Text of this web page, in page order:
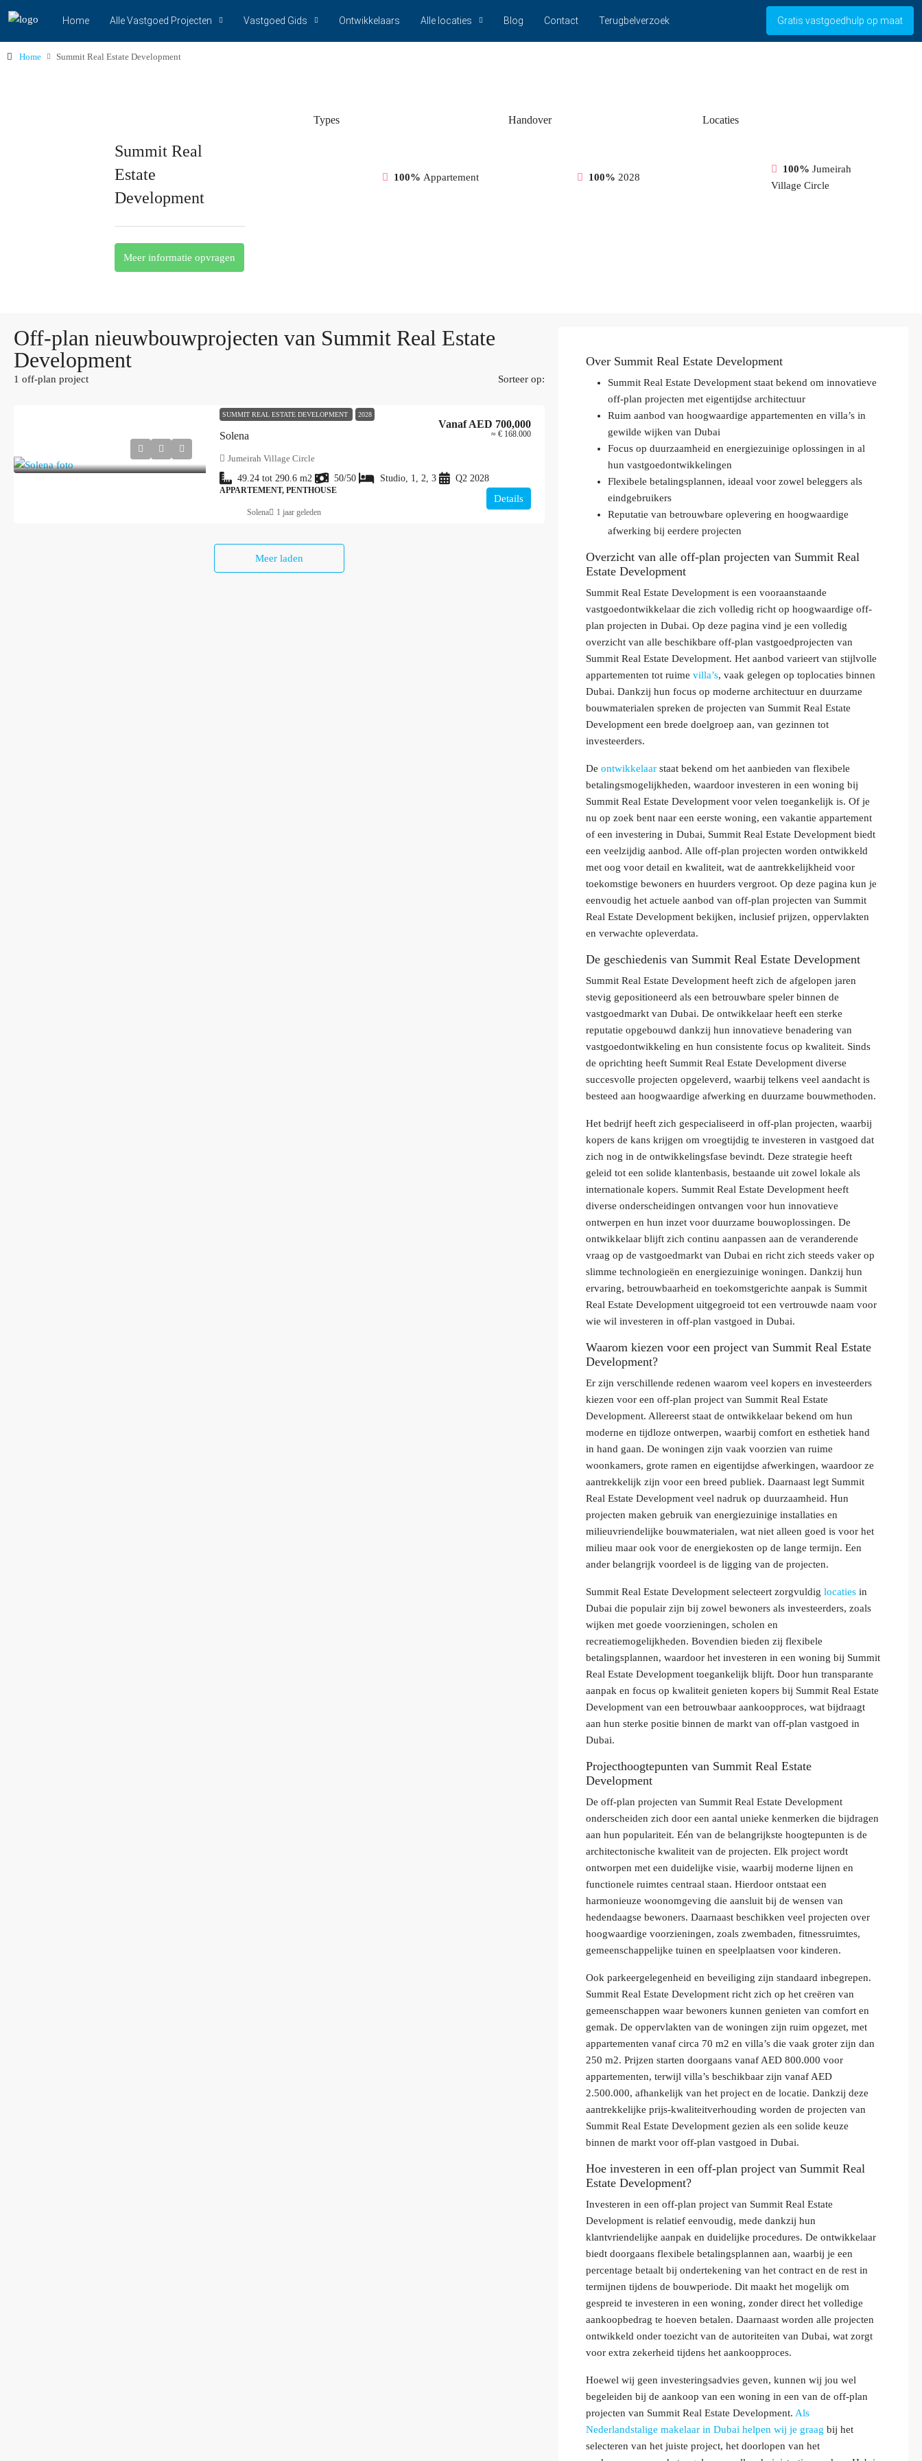
Home Alle Vastgoed Projecten Vastgoed Gids Ontwikkelaars Alle locaties Blog Contact Terugbelverzoek Gratis vastgoedhulp op maat
Home Summit Real Estate Development
Summit Real
Estate
Development
Meer informatie opvragen
Types
100% Appartement
Handover
100% 2028
Locaties
100% Jumeirah
Village Circle
Off-plan nieuwbouwprojecten van Summit Real Estate
Development
1 off-plan project Sorteer op:
SUMMIT REAL ESTATE DEVELOPMENT 2028
Solena
VanafAED 700,000
≈ € 168.000
Jumeirah Village Circle
49.24 tot 290.6 m2 50/50 Studio, 1, 2, 3 Q2 2028
APPARTEMENT, PENTHOUSE
Details
Solena 1 jaar geleden
Meer laden
Over Summit Real Estate Development
Summit Real Estate Development staat bekend om innovatieve
off-plan projecten met eigentijdse architectuur
Ruim aanbod van hoogwaardige appartementen en villa’s in
gewilde wijken van Dubai
Focus op duurzaamheid en energiezuinige oplossingen in al
hun vastgoedontwikkelingen
Flexibele betalingsplannen, ideaal voor zowel beleggers als
eindgebruikers
Reputatie van betrouwbare oplevering en hoogwaardige
afwerking bij eerdere projecten
Overzicht van alle off-plan projecten van Summit Real
Estate Development
Summit Real Estate Development is een vooraanstaande
vastgoedontwikkelaar die zich volledig richt op hoogwaardige off-
plan projecten in Dubai. Op deze pagina vind je een volledig
overzicht van alle beschikbare off-plan vastgoedprojecten van
Summit Real Estate Development. Het aanbod varieert van stijlvolle
appartementen tot ruimevilla’s, vaak gelegen op toplocaties binnen
Dubai. Dankzij hun focus op moderne architectuur en duurzame
bouwmaterialen spreken de projecten van Summit Real Estate
Development een brede doelgroep aan, van gezinnen tot
investeerders.
Deontwikkelaar staat bekend om het aanbieden van flexibele
betalingsmogelijkheden, waardoor investeren in een woning bij
Summit Real Estate Development voor velen toegankelijk is. Of je
nu op zoek bent naar een eerste woning, een vakantie appartement
of een investering in Dubai, Summit Real Estate Development biedt
een veelzijdig aanbod. Alle off-plan projecten worden ontwikkeld
met oog voor detail en kwaliteit, wat de aantrekkelijkheid voor
toekomstige bewoners en huurders vergroot. Op deze pagina kun je
eenvoudig het actuele aanbod van off-plan projecten van Summit
Real Estate Development bekijken, inclusief prijzen, oppervlakten
en verwachte opleverdata.
De geschiedenis van Summit Real Estate Development
Summit Real Estate Development heeft zich de afgelopen jaren
stevig gepositioneerd als een betrouwbare speler binnen de
vastgoedmarkt van Dubai. De ontwikkelaar heeft een sterke
reputatie opgebouwd dankzij hun innovatieve benadering van
vastgoedontwikkeling en hun consistente focus op kwaliteit. Sinds
de oprichting heeft Summit Real Estate Development diverse
succesvolle projecten opgeleverd, waarbij telkens veel aandacht is
besteed aan hoogwaardige afwerking en duurzame bouwmethoden.
Het bedrijf heeft zich gespecialiseerd in off-plan projecten, waarbij
kopers de kans krijgen om vroegtijdig te investeren in vastgoed dat
zich nog in de ontwikkelingsfase bevindt. Deze strategie heeft
geleid tot een solide klantenbasis, bestaande uit zowel lokale als
internationale kopers. Summit Real Estate Development heeft
diverse onderscheidingen ontvangen voor hun innovatieve
ontwerpen en hun inzet voor duurzame bouwoplossingen. De
ontwikkelaar blijft zich continu aanpassen aan de veranderende
vraag op de vastgoedmarkt van Dubai en richt zich steeds vaker op
slimme technologieën en energiezuinige woningen. Dankzij hun
ervaring, betrouwbaarheid en toekomstgerichte aanpak is Summit
Real Estate Development uitgegroeid tot een vertrouwde naam voor
wie wil investeren in off-plan vastgoed in Dubai.
Waarom kiezen voor een project van Summit Real Estate
Development?
Er zijn verschillende redenen waarom veel kopers en investeerders
kiezen voor een off-plan project van Summit Real Estate
Development. Allereerst staat de ontwikkelaar bekend om hun
moderne en tijdloze ontwerpen, waarbij comfort en esthetiek hand
in hand gaan. De woningen zijn vaak voorzien van ruime
woonkamers, grote ramen en eigentijdse afwerkingen, waardoor ze
aantrekkelijk zijn voor een breed publiek. Daarnaast legt Summit
Real Estate Development veel nadruk op duurzaamheid. Hun
projecten maken gebruik van energiezuinige installaties en
milieuvriendelijke bouwmaterialen, wat niet alleen goed is voor het
milieu maar ook voor de energiekosten op de lange termijn. Een
ander belangrijk voordeel is de ligging van de projecten.
Summit Real Estate Development selecteert zorgvuldiglocaties in
Dubai die populair zijn bij zowel bewoners als investeerders, zoals
wijken met goede voorzieningen, scholen en
recreatiemogelijkheden. Bovendien bieden zij flexibele
betalingsplannen, waardoor het investeren in een woning bij Summit
Real Estate Development toegankelijk blijft. Door hun transparante
aanpak en focus op kwaliteit genieten kopers bij Summit Real Estate
Development van een betrouwbaar aankoopproces, wat bijdraagt
aan hun sterke positie binnen de markt van off-plan vastgoed in
Dubai.
Projecthoogtepunten van Summit Real Estate
Development
De off-plan projecten van Summit Real Estate Development
onderscheiden zich door een aantal unieke kenmerken die bijdragen
aan hun populariteit. Eén van de belangrijkste hoogtepunten is de
architectonische kwaliteit van de projecten. Elk project wordt
ontworpen met een duidelijke visie, waarbij moderne lijnen en
functionele ruimtes centraal staan. Hierdoor ontstaat een
harmonieuze woonomgeving die aansluit bij de wensen van
hedendaagse bewoners. Daarnaast beschikken veel projecten over
hoogwaardige voorzieningen, zoals zwembaden, fitnessruimtes,
gemeenschappelijke tuinen en speelplaatsen voor kinderen.
Ook parkeergelegenheid en beveiliging zijn standaard inbegrepen.
Summit Real Estate Development richt zich op het creëren van
gemeenschappen waar bewoners kunnen genieten van comfort en
gemak. De oppervlakten van de woningen zijn ruim opgezet, met
appartementen vanaf circa 70 m2 en villa’s die vaak groter zijn dan
250 m2. Prijzen starten doorgaans vanaf AED 800.000 voor
appartementen, terwijl villa’s beschikbaar zijn vanaf AED
2.500.000, afhankelijk van het project en de locatie. Dankzij deze
aantrekkelijke prijs-kwaliteitverhouding worden de projecten van
Summit Real Estate Development gezien als een solide keuze
binnen de markt voor off-plan vastgoed in Dubai.
Hoe investeren in een off-plan project van Summit Real
Estate Development?
Investeren in een off-plan project van Summit Real Estate
Development is relatief eenvoudig, mede dankzij hun
klantvriendelijke aanpak en duidelijke procedures. De ontwikkelaar
biedt doorgaans flexibele betalingsplannen aan, waarbij je een
percentage betaalt bij ondertekening van het contract en de rest in
termijnen tijdens de bouwperiode. Dit maakt het mogelijk om
gespreid te investeren in een woning, zonder direct het volledige
aankoopbedrag te hoeven betalen. Daarnaast worden alle projecten
ontwikkeld onder toezicht van de autoriteiten van Dubai, wat zorgt
voor extra zekerheid tijdens het aankoopproces.
Hoewel wij geen investeringsadvies geven, kunnen wij jou wel
begeleiden bij de aankoop van een woning in een van de off-plan
projecten van Summit Real Estate Development. Als
Nederlandstalige makelaar in Dubai helpen wij je graag bij het
selecteren van het juiste project, het doorlopen van het